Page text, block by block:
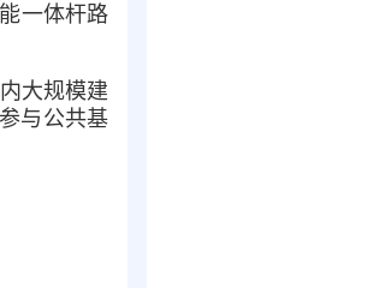
一体杆路
大规模建
与公共基